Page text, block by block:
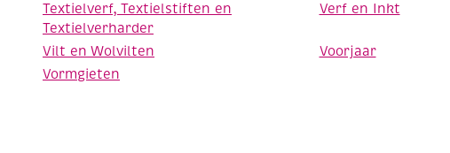
Textielverf, Textielstiften en
Textielverharder
Verf en Inkt
Vilt en Wolvilten
Voorjaar
Vormgieten